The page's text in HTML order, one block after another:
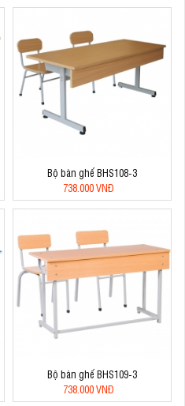
Bộ bàn ghế BHS108-3
738.000 VNĐ
Bộ bàn ghế BHS109-3
738.000 VNĐ